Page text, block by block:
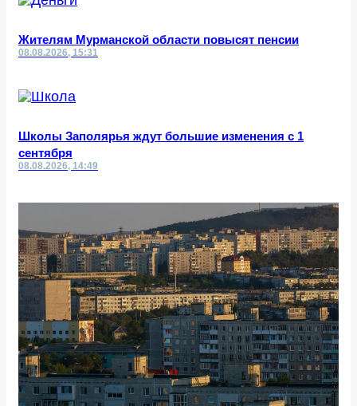
Жителям Мурманской области повысят пенсии
08.08.2026, 15:31
Школы Заполярья ждут большие изменения с 1
сентября
08.08.2026, 14:49